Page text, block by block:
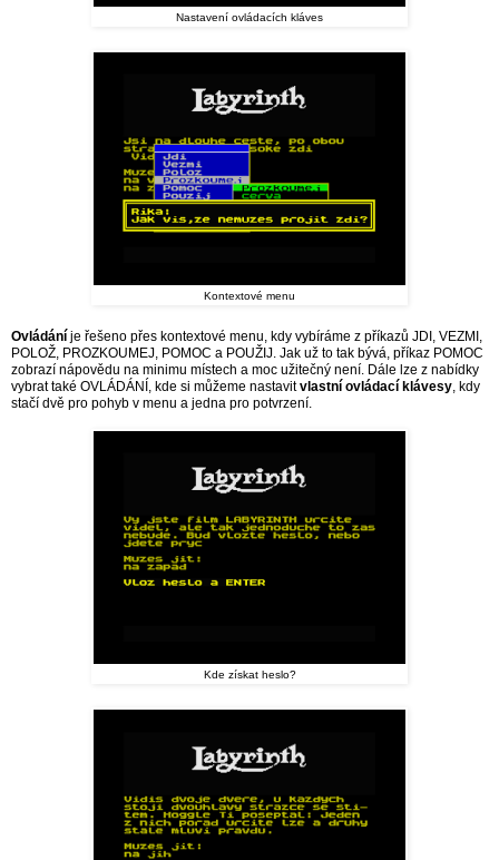
Nastavení ovládacích kláves
Kontextové menu
Ovládání je řešeno přes kontextové menu, kdy vybíráme z příkazů JDI, VEZMI,
POLOŽ, PROZKOUMEJ, POMOC a POUŽIJ. Jak už to tak bývá, příkaz POMOC
zobrazí nápovědu na minimu místech a moc užitečný není. Dále lze z nabídky
vybrat také OVLÁDÁNÍ, kde si můžeme nastavitvlastní ovládací klávesy , kdy
stačí dvě pro pohyb v menu a jedna pro potvrzení.
Kde získat heslo?